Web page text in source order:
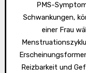
PMS-Symptome, insbesondere emotionale
Schwankungen,
einer Frau
Reizbarkeit und